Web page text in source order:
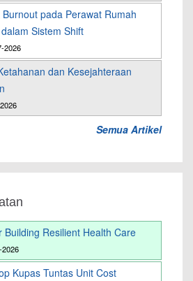
pada Perawat Rumah
Sistem Shift
2026
dan Kesejahteraan
Semua Artikel
Building Resilient Health Care
2026
Kupas Tuntas Unit Cost